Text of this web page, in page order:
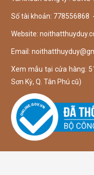
Số tài khoản: 778556868
Website:
Email:
Xem mẫu tại cửa hàng:
Sơn Kỳ, Q. Tân Phú cũ)